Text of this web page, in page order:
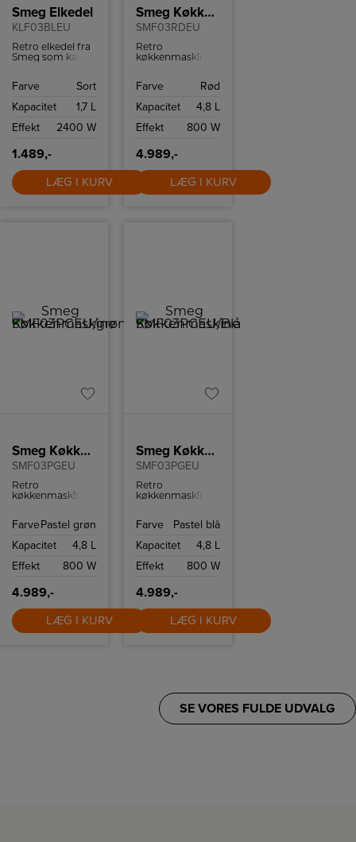
Smeg Elkedel
KLF03BLEU
Retro elkedel fra
Smeg som kan
tørkogningssikring
ved 100ºC.
Farve
Sort
Kapacitet
1,7 L
Effekt
2400 W
1.489,-
LÆG I KURV
Smeg Køkkenmaskine
SMF03RDEU
Retro
køkkenmaskine
og
Farve
Rød
Kapacitet
4,8 L
Effekt
800 W
4.989,-
LÆG I KURV
Smeg Køkkenmaskine/grøn
SMF03PGEU
Retro
køkkenmaskine
og
FarvePastel grøn
Kapacitet
4,8 L
Effekt
800 W
4.989,-
LÆG I KURV
Smeg Køkkenmaskine/Blå
SMF03PGEU
Retro
køkkenmaskine
og
Farve
Pastel blå
Kapacitet
4,8 L
Effekt
800 W
4.989,-
LÆG I KURV
SE VORES FULDE UDVALG